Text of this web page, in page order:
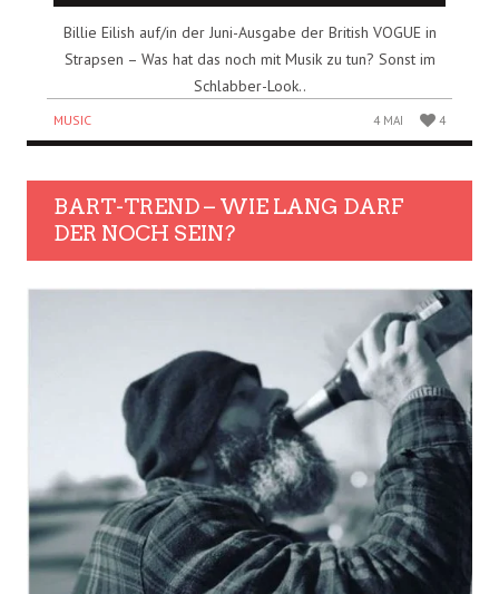
Billie Eilish auf/in der Juni-Ausgabe der British VOGUE in
Strapsen – Was hat das noch mit Musik zu tun? Sonst im
Schlabber-Look..
MUSIC 4 MAI 4
BART-TREND – WIE LANG DARF
DER NOCH SEIN?